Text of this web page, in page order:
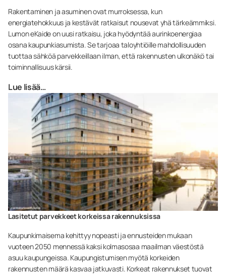
Rakentaminen ja asuminen ovat murroksessa, kun
energiatehokkuus ja kestävät ratkaisut nousevat yhä tärkeämmiksi.
Lumon eKaide on uusi ratkaisu, joka hyödyntää aurinkoenergiaa
osana kaupunkiasumista. Se tarjoaa taloyhtiöille mahdollisuuden
tuottaa sähköä parvekkeillaan ilman, että rakennusten ulkonäkö tai
toiminnallisuus kärsii.
Lue lisää…
Lasitetut parvekkeet korkeissa rakennuksissa
Kaupunkimaisema kehittyy nopeasti ja ennusteiden mukaan
vuoteen 2050 mennessä kaksi kolmasosaa maailman väestöstä
asuu kaupungeissa. Kaupungistumisen myötä korkeiden
rakennusten määrä kasvaa jatkuvasti. Korkeat rakennukset tuovat